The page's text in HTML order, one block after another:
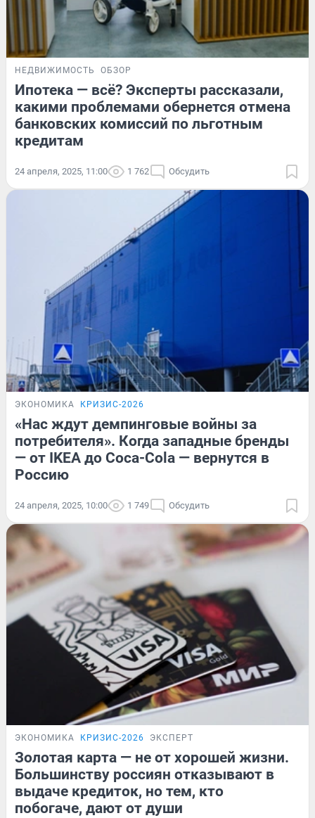
НЕДВИЖИМОСТЬ ОБЗОР
Ипотека — всё? Эксперты рассказали,
какими проблемами обернется отмена
банковских комиссий по льготным
кредитам
24 апреля, 2025, 11:00 1 762 Обсудить
ЭКОНОМИКА КРИЗИС-2026
«Нас ждут демпинговые войны за
потребителя». Когда западные бренды
— от IKEA до Coca-Cola — вернутся в
Россию
24 апреля, 2025, 10:00 1 749 Обсудить
ЭКОНОМИКА КРИЗИС-2026 ЭКСПЕРТ
Золотая карта — не от хорошей жизни.
Большинству россиян отказывают в
выдаче кредиток, но тем, кто
побогаче, дают от души